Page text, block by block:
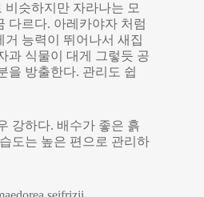
비슷하지만 자라나는 모
다르다. 아레카야자 처럼
거 능력이 뛰어나서 새집
과 식물이 대게 그렇듯 공
을 방출한다. 관리도 쉽
강하다. 배수가 좋은 흙
도는 높은 편으로 관리하